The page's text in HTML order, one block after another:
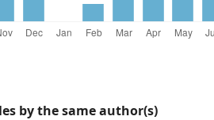
by the same author(s)